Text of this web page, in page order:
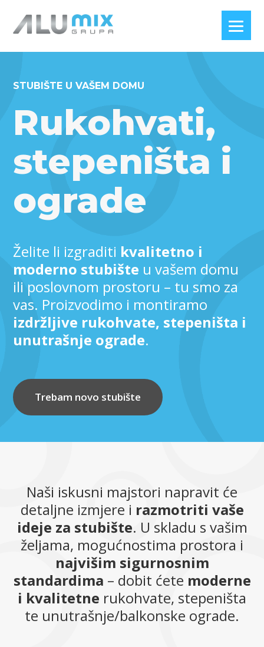
STUBIŠTE U VAŠEM DOMU
Rukohvati,
stepeništa i
ograde
Želite li izgraditi kvalitetno i
moderno stubište u vašem domu
ili poslovnom prostoru – tu smo za
vas. Proizvodimo i montiramo
izdržljive rukohvate, stepeništa i
unutrašnje ograde.
Trebam novo stubište
Naši iskusni majstori napravit će
detaljne izmjere i razmotriti vaše
ideje za stubište. U skladu s vašim
željama, mogućnostima prostora i
najvišim sigurnosnim
standardima – dobit ćete moderne
i kvalitetne rukohvate, stepeništa
te unutrašnje/balkonske ograde.